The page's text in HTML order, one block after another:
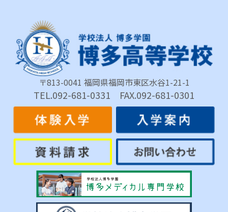
〒813-0041 福岡県福岡市東区水谷1-21-1
TEL.092-681-0331 FAX.092-681-0301